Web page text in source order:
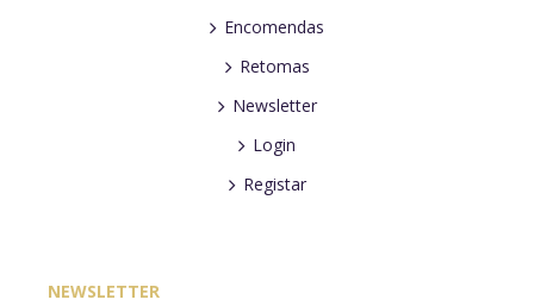
Encomendas
Retomas
Newsletter
Login
Registar
NEWSLETTER